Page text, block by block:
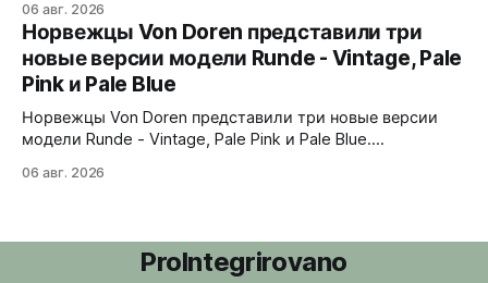
рисунок на циферблате имитирует морские приливы,
бирюзовый цвет и красная секундная стрелка отсылают
к окраске рыбы-попугая - символу кампании фонда
#FishForTomorrow. На задней крышке выгравирован
логотип 30x30. С продажи каждого экземпляра 30
06 авг. 2026
Норвежцы Von Doren представили три
новые версии модели Runde - Vintage, Pale
Pink и Pale Blue
Норвежцы Von Doren представили три новые версии
модели Runde - Vintage, Pale Pink и Pale Blue.
крышка гравирована как монета из Rundeskatten.
лососевыми оттенками и черным сабдайлом,
вдохновлен часами
06 авг. 2026
ProIntegrirovano